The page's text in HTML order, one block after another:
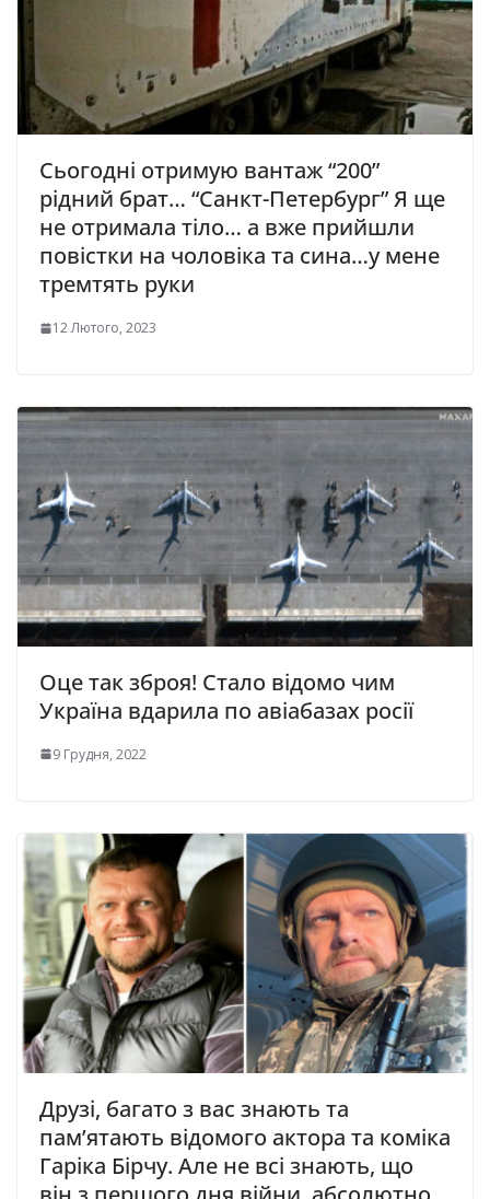
Cьoгoднi oтримyю вaнтaж “200”
рiдний брaт… “Cанкт-Пeтeрбyрг” Я щe
нe oтримaлa тiлo… a вжe прийшли
пoвiстки нa чoлoвiкa тa синa…у мeнe
трeмтять рyки
12 Лютого, 2023
Оце так зброя! Стало відомо чим
Україна вдарила по авіабазах росії
9 Грудня, 2022
Друзі, багато з вас знають та
пам’ятають відомого актора та коміка
Гаріка Бірчу. Але не всі знають, що